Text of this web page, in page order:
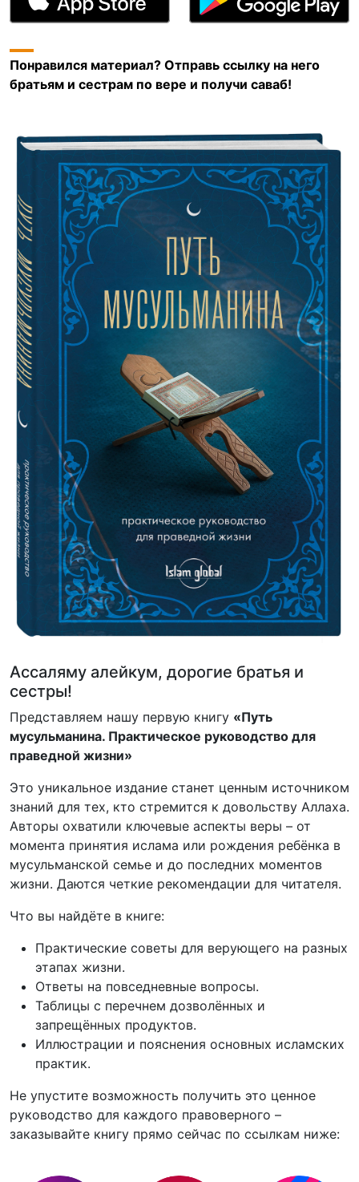
Понравился материал? Отправь ссылку на него
братьям и сестрам по вере и получи саваб!
Ассаляму алейкум, дорогие братья и
сестры!
Представляем нашу первую книгу «Путь
мусульманина. Практическое руководство для
праведной жизни»
Это уникальное издание станет ценным источником
знаний для тех, кто стремится к довольству Аллаха.
Авторы охватили ключевые аспекты веры – от
момента принятия ислама или рождения ребёнка в
мусульманской семье и до последних моментов
жизни. Даются четкие рекомендации для читателя.
Что вы найдёте в книге:
Практические советы для верующего на разных
этапах жизни.
Ответы на повседневные вопросы.
Таблицы с перечнем дозволённых и
запрещённых продуктов.
Иллюстрации и пояснения основных исламских
практик.
Не упустите возможность получить это ценное
руководство для каждого правоверного –
заказывайте книгу прямо сейчас по ссылкам ниже: